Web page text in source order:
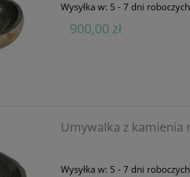
Wysyłka w: 5 - 7 dni roboczych
900,00 zł
Umywalka z kamienia
Wysyłka w: 5 - 7 dni roboczych